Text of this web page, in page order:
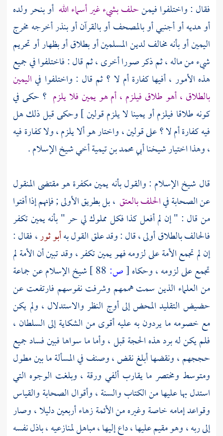
فقال : واختلفوا فيمنحلف بشيء غير أسماء الله أو بنحر ولده
أو هديه أو أجنبي أو بالمصحف أو بالقرآن أو بنذر أخرجه مخرج
اليمين أو بأنه مخالف لدين المسلمين أو بطلاق أو بظهار أو تحريم
شيء من ماله ، ثم ذكر صورا أخرى ، ثم قال : فاختلفوا في جميع
هذه الأمور ، أفيها كفارة أم لا ؟ ثم قال : واختلفوا فياليمين
بالطلاق ، أهو طلاق فيلزم ، أم هو يمين فلا يلزم ؟ حكى في
كونه طلاقا فيلزم أو يمينا لا يلزم قولين ] وحكى قبل ذلك هل
فيه كفارة أم لا ؟ على قولين ، واختار هو ألا يلزم ، ولا كفارة فيه
، وهذا اختيار شيخناأبي محمد بن تيميةأخيشيخ الإسلام.
قال شيخ الإسلام : والقول بأنه يمين مكفرة هو مقتضى المنقول
عن الصحابة فيالحلف بالعتق ، بل بطريق الأولى ; فإنهم إذا أفتوا
من قال : " إن لم أفعل كذا فكل مملوك لي حر " بأنه يمين تكفر
فالحالف بالطلاق أولى ، قال : وقد علق القول بهأبو ثور، فقال :
إن لم تجمع الأمة على لزومه فهو يمين تكفر ، وقد تبين أن الأمة لم
تجمع على لزومه ، وحكاه[ص: شيخ الإسلامعن جماعة
من العلماء الذين سمت هممهم وشرفت نفوسهم فارتفعت عن
حضيض التقليد المحض إلى أوج النظر والاستدلال ، ولم يكن
مع خصومه ما يردون به عليه أقوى من الشكاية إلى السلطان ،
فلم يكن له برد هذه الحجة قبل ، وأما ما سواها فبين فساد جميع
حججهم ، ونقضها أبلغ نقض ، وصنف في المسألة ما بين مطول
ومتوسط ومختصر ما يقارب ألفي ورقة ، وبلغت الوجوه التي
استدل بها عليها من الكتاب والسنة ، وأقوال الصحابة والقياس
وقواعد إمامه خاصة وغيره من الأئمة زهاء أربعين دليلا ، وصار
إلى ربه ، وهو مقيم عليها ، داع إليها ، مباهل لمنازعيه ، باذل نفسه